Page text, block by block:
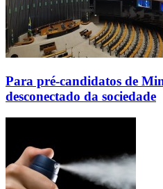
Para pré-candidatos de
desconectado da sociedade